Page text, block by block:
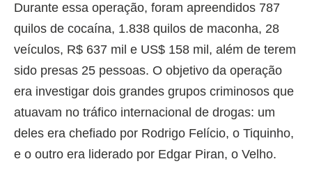
Durante essa operação, foram apreendidos 787
quilos de cocaína, 1.838 quilos de maconha, 28
veículos, R$ 637 mil e US$ 158 mil, além de terem
sido presas 25 pessoas. O objetivo da operação
era investigar dois grandes grupos criminosos que
atuavam no tráfico internacional de drogas: um
deles era chefiado por Rodrigo Felício, o Tiquinho,
e o outro era liderado por Edgar Piran, o Velho.